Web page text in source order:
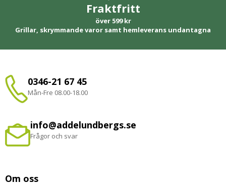
Fraktfritt
över 599 kr
Grillar, skrymmande varor samt hemleverans undantagna
0346-21 67 45
Mån-Fre 08.00-18.00
info@addelundbergs.se
Frågor och svar
Om oss